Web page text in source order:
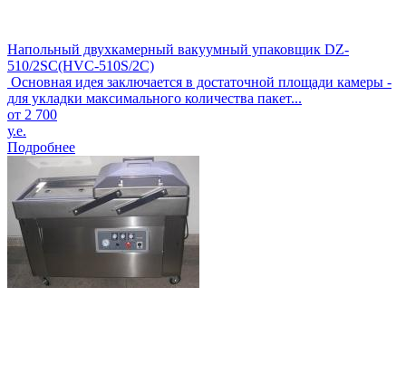
Напольный двухкамерный вакуумный упаковщик DZ-
510/2SC(HVC-510S/2C)
Основная идея заключается в достаточной площади камеры -
для укладки максимального количества пакет...
от 2 700
у.е.
Подробнее